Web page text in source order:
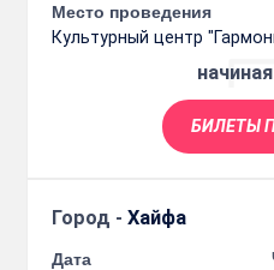
Место проведения
Культурный центр
БИЛЕТЫ
Город - Хайфа
Дата